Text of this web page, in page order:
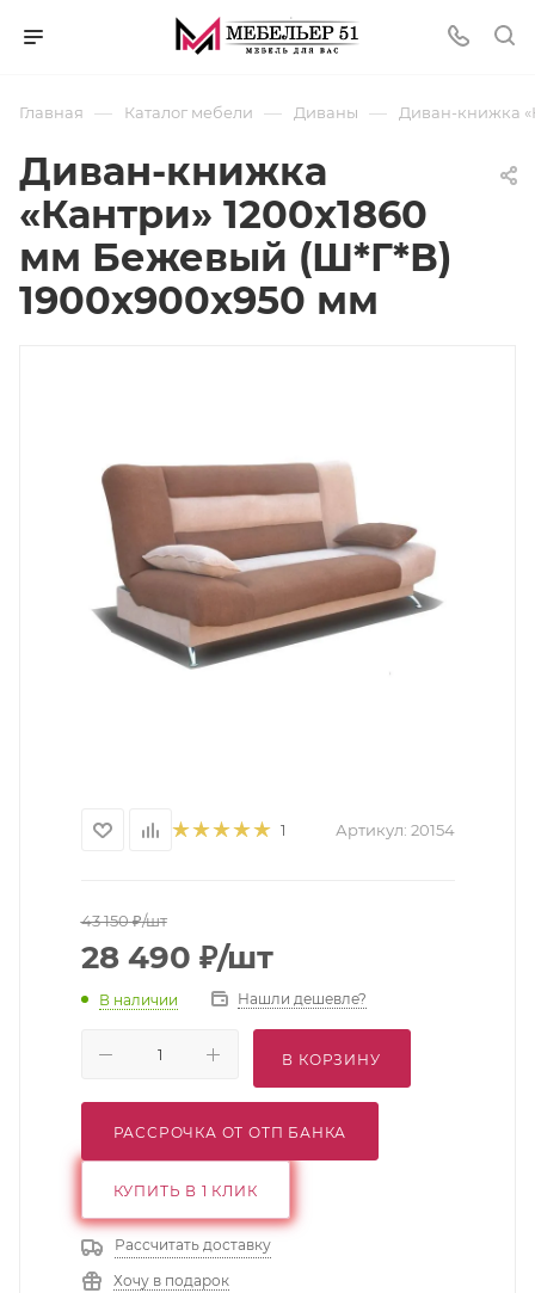
Главная — Каталог мебели — Диваны — Диван-книжка
Диван-книжка
«Кантри» 1200x1860
мм Бежевый (Ш*Г*В)
1900x900x950 мм
1 Артикул: 20154
43 150₽/шт
28 490 ₽/шт
В наличии Нашли дешевле?
В КОРЗИНУ
РАССРОЧКА ОТ ОТП БАНКА
КУПИТЬ В 1 КЛИК
Рассчитать доставку
Хочу в подарок